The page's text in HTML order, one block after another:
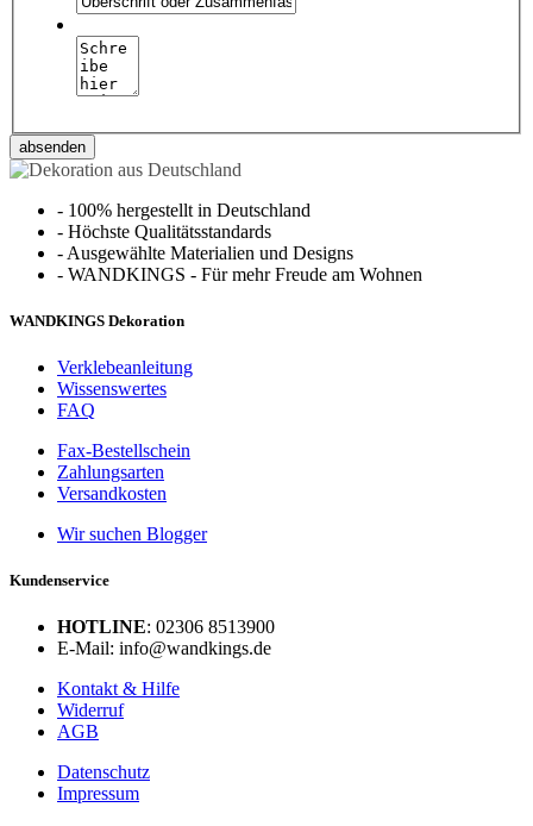
absenden
- 100% hergestellt in Deutschland
- Höchste Qualitätsstandards
- Ausgewählte Materialien und Designs
- WANDKINGS - Für mehr Freude am Wohnen
WANDKINGS Dekoration
Verklebeanleitung
Wissenswertes
FAQ
Fax-Bestellschein
Zahlungsarten
Versandkosten
Wir suchen Blogger
Kundenservice
HOTLINE: 02306 8513900
E-Mail: info@wandkings.de
Kontakt & Hilfe
Widerruf
AGB
Datenschutz
Impressum